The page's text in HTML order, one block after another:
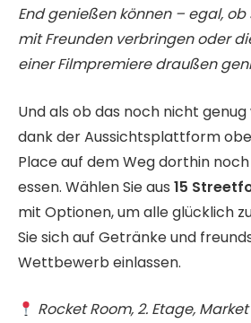
End genießen können – egal,
mit Freunden verbringen oder
einer Filmpremiere draußen
Und als ob das noch nicht genug
dank der Aussichtsplattform
Place auf dem Weg dorthin
essen. Wählen Sie aus 15
mit Optionen, um alle glücklich
Sie sich auf Getränke und
Wettbewerb einlassen.
Rocket Room, 2. Etage,